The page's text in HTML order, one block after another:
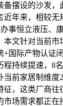
备摆设的沙发
近年来，相较
事恒立液压、
本文针对当前
+国际产物认证
持续提速，8
当前家居制维
征，这类厂商
市场需求都正